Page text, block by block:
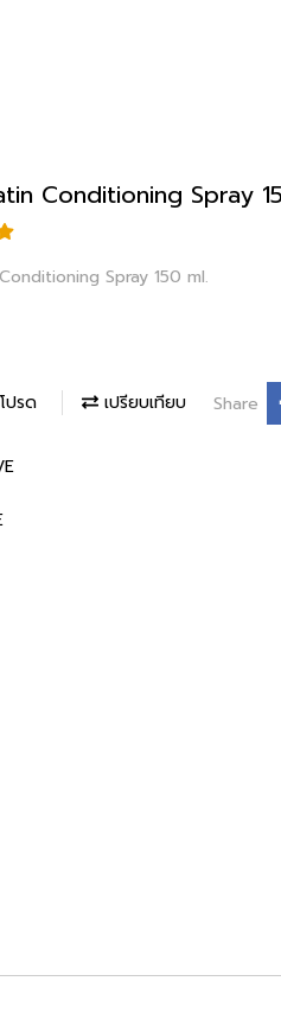
Conditioning Spray
Spray 150 ml.
ปรด เปรียบเทียบ Share